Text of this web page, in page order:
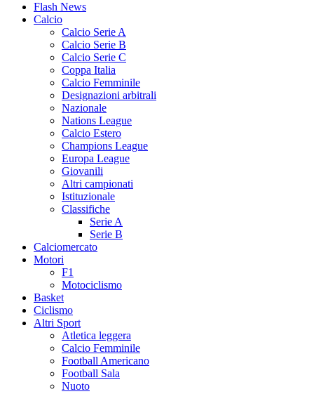
Flash News
Calcio
Calcio Serie A
Calcio Serie B
Calcio Serie C
Coppa Italia
Calcio Femminile
Designazioni arbitrali
Nazionale
Nations League
Calcio Estero
Champions League
Europa League
Giovanili
Altri campionati
Istituzionale
Classifiche
Serie A
Serie B
Calciomercato
Motori
F1
Motociclismo
Basket
Ciclismo
Altri Sport
Atletica leggera
Calcio Femminile
Football Americano
Football Sala
Nuoto